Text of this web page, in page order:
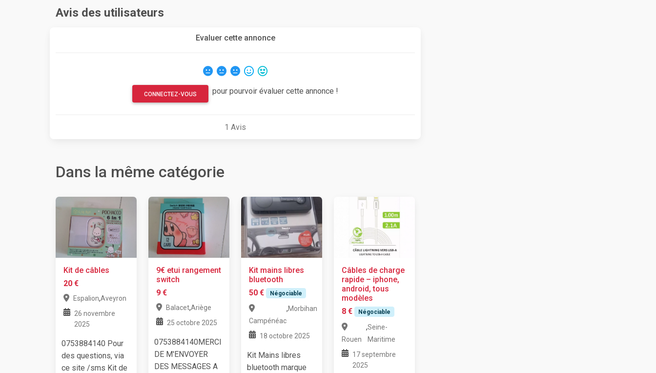
Avis des utilisateurs
Evaluer cette annonce
CONNECTEZ-VOUS pour pourvoir évaluer cette annonce !
1 Avis
Dans la même catégorie
Kit de câbles
20 €
Espalion,Aveyron
26 novembre
2025
0753884140 Pour
des questions, via
ce site /sms Kit de
9€ etui rangement
switch
9 €
Balacet,Ariège
25 octobre 2025
0753884140MERCI
DE M'ENVOYER
DES MESSAGES A
Kit mains libres
bluetooth
50 €
Négociable
Campénéac
,Morbihan
18 octobre 2025
Kit Mains libres
bluetooth marque
Câbles de charge
rapide – iphone,
android, tous
modèles
8 €
Négociable
Rouen
,Seine-
Maritime
17 septembre
2025